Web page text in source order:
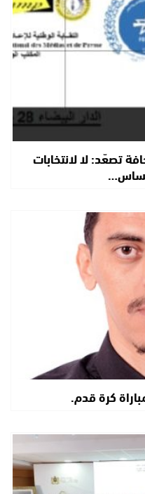
تصعّد: لا لانتخابات
كرة قدم.